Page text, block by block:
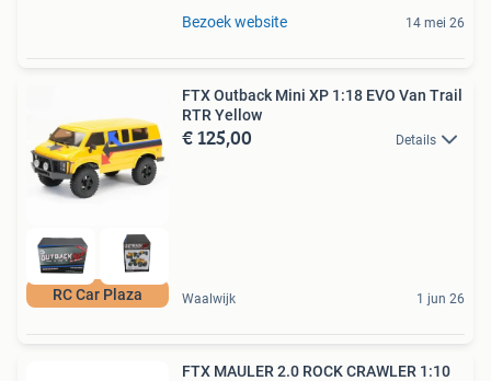
Bezoek website 14 mei 26
RC Car Plaza
FTX Outback Mini XP 1:18 EVO Van Trail
RTR Yellow
€ 125,00 Details
Waalwijk 1 jun 26
FTX MAULER 2.0 ROCK CRAWLER 1:10